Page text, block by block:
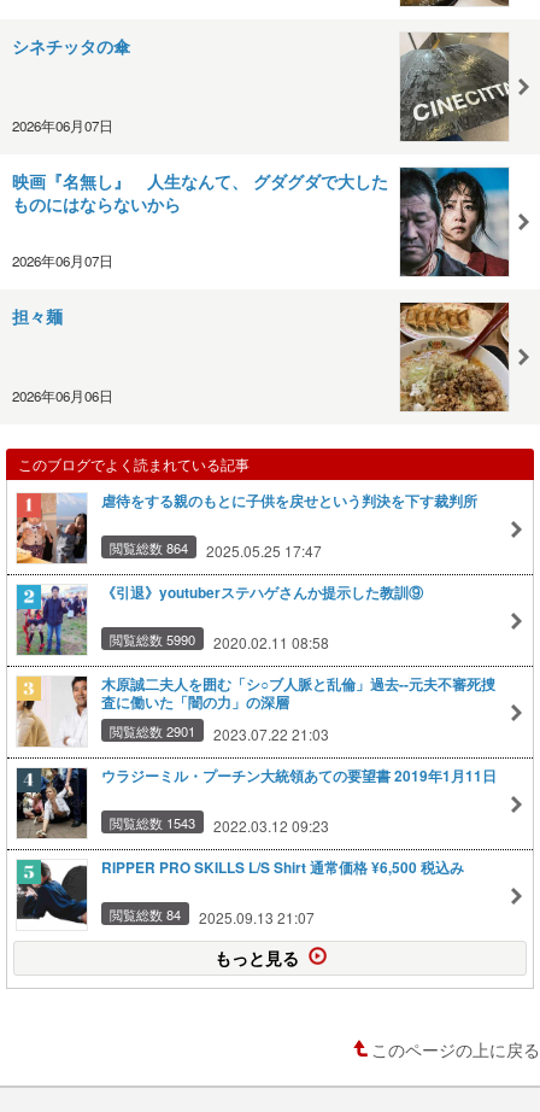
シネチッタの傘
2026年06月07日
映画『名無し』 人生なんて、 グダグダで大した
ものにはならないから
2026年06月07日
担々麺
2026年06月06日
このブログでよく読まれている記事
虐待をする親のもとに子供を戻せという判決を下す裁判所
閲覧総数 864 2025.05.25 17:47
《引退》youtuberステハゲさんか提示した教訓⑨
閲覧総数 5990 2020.02.11 08:58
木原誠二夫人を囲む「シ○ブ人脈と乱倫」過去--元夫不審死捜
査に働いた「闇の力」の深層
閲覧総数 2901 2023.07.22 21:03
ウラジーミル・プーチン大統領あての要望書 2019年1月11日
閲覧総数 1543 2022.03.12 09:23
RIPPER PRO SKILLS L/S Shirt 通常価格 ¥6,500 税込み
閲覧総数 84 2025.09.13 21:07
もっと見る
このページの上に戻る